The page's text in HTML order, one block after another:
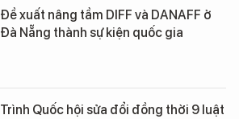
Đề xuất nâng tầm DIFF và DANAFF ở
Đà Nẵng thành sự kiện quốc gia
Trình Quốc hội sửa đổi đồng thời 9 luật